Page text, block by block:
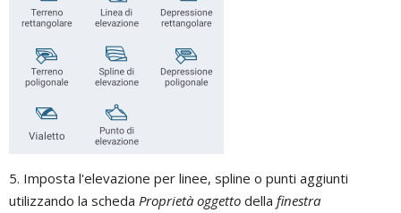
5. Imposta l'elevazione per linee, spline o punti aggiunti
utilizzando la scheda Proprietà oggetto della finestra